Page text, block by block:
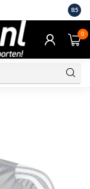
Eigen
8.5
0